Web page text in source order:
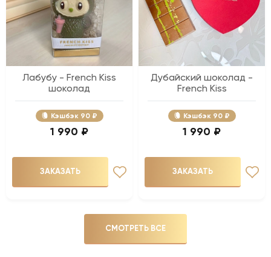
Лабубу - French Kiss
шоколад
Кэшбэк 90 ₽
1 990 ₽
ЗАКАЗАТЬ
Дубайский шоколад -
French Kiss
Кэшбэк 90 ₽
1 990 ₽
ЗАКАЗАТЬ
СМОТРЕТЬ ВСЕ